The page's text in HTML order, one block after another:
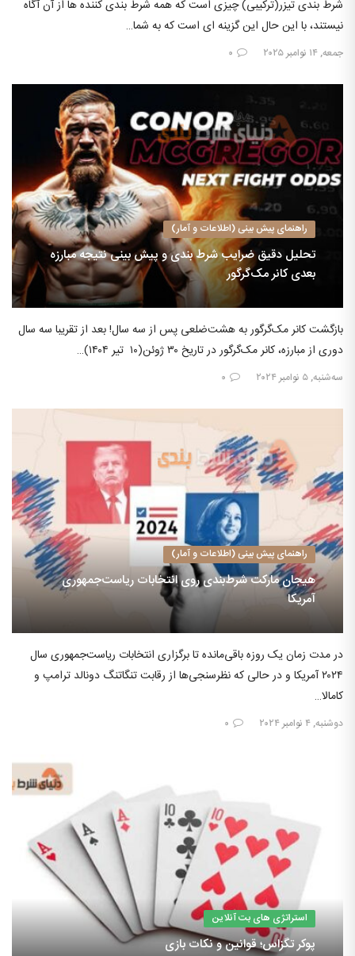
شرط بندی تیزر(ترکیبی) چیزی است که همه شرط بندی کننده ها از آن آگاه
نیستند، با این حال این گزینه ای است که به شما…
جمعه, ۱۴ نوامبر ۲۰۲۵ ۰
راهنمای پیش بینی (اطلاعات و آمار)
تحلیل دقیق ضرایب شرط بندی و پیش بینی نتیجه مبارزه
بعدی کانر مک‌گرگور
بازگشت کانر مک‌گرگور به هشت‌ضلعی پس از سه سال! بعد از تقریبا سه سال
دوری از مبارزه، کانر مک‌گرگور در تاریخ ۳۰ ژوئن(۱۰ تیر ۱۴۰۴)…
سه‌شنبه, ۵ نوامبر ۲۰۲۴ ۰
راهنمای پیش بینی (اطلاعات و آمار)
هیجان مارکت شرط‌‌بندی روی انتخابات ریاست‌جمهوری
آمریکا
در مدت زمان یک روزه باقی‌مانده تا برگزاری انتخابات ریاست‌جمهوری سال
۲۰۲۴ آمریکا و در حالی که نظرسنجی‌ها از رقابت تنگاتنگ دونالد ترامپ و
کامالا…
دوشنبه, ۴ نوامبر ۲۰۲۴ ۰
استراتژی های بت آنلاین
پوکر تگزاس؛ قوانین و نکات بازی